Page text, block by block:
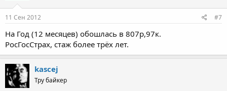
11 Сен 2012 #7
На Год (12 месяцев) обошлась в 807р,97к.
РосГосСтрах, стаж более трёх лет.
kascej
Тру байкер